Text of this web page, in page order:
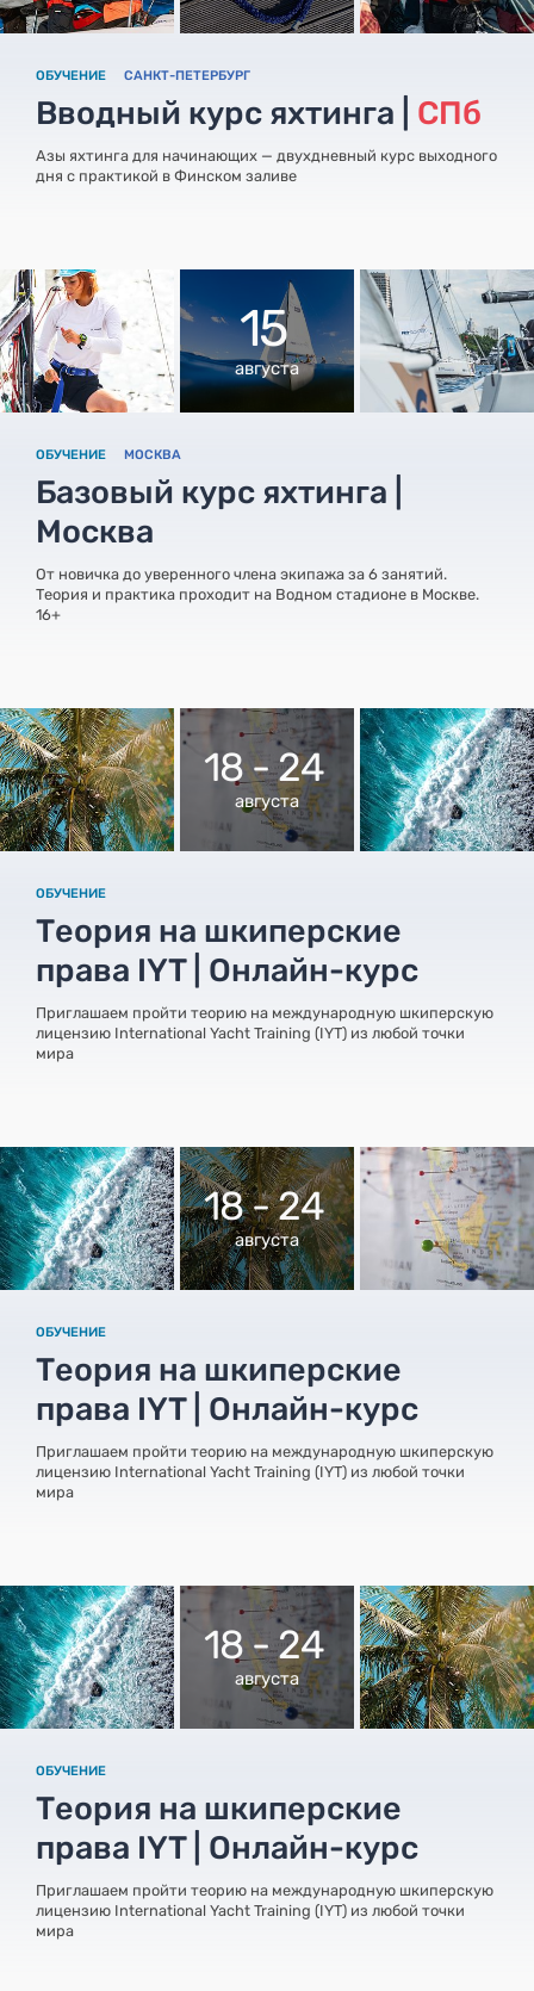
ОБУЧЕНИЕ САНКТ-ПЕТЕРБУРГ
Вводный курс яхтинга | СПб
Азы яхтинга для начинающих — двухдневный курс выходного
дня с практикой в Финском заливе
15
августа
ОБУЧЕНИЕ МОСКВА
Базовый курс яхтинга |
Москва
От новичка до уверенного члена экипажа за 6 занятий.
Теория и практика проходит на Водном стадионе в Москве.
16+
18 - 24
августа
ОБУЧЕНИЕ
Теория на шкиперские
права IYT | Онлайн-курс
Приглашаем пройти теорию на международную шкиперскую
лицензию International Yacht Training (IYT) из любой точки
мира
18 - 24
августа
ОБУЧЕНИЕ
Теория на шкиперские
права IYT | Онлайн-курс
Приглашаем пройти теорию на международную шкиперскую
лицензию International Yacht Training (IYT) из любой точки
мира
18 - 24
августа
ОБУЧЕНИЕ
Теория на шкиперские
права IYT | Онлайн-курс
Приглашаем пройти теорию на международную шкиперскую
лицензию International Yacht Training (IYT) из любой точки
мира